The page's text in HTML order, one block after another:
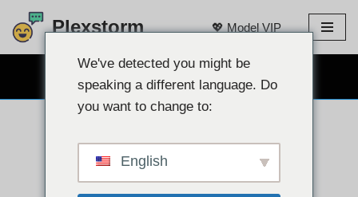
Langkau
Plexstorm 💖 Model VIP
We've detected you might be
speaking a different language. Do
you want to change to:
English